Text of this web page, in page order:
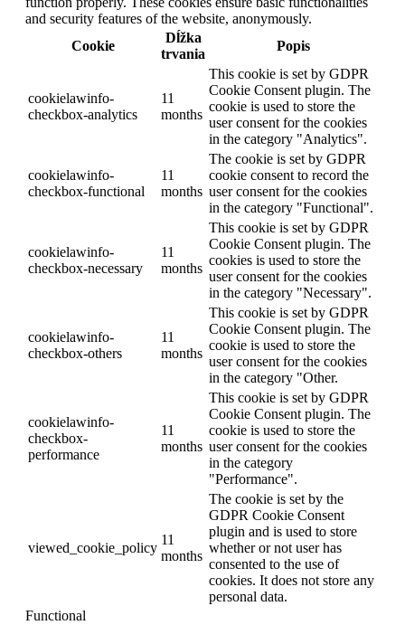
and security features of the website, anonymously.
Cookie
Dĺžka
trvania
Popis
cookielawinfo-
checkbox-analytics
11
months
This cookie is set by GDPR
Cookie Consent plugin. The
cookie is used to store the
user consent for the cookies
in the category "Analytics".
cookielawinfo-
checkbox-functional
11
months
The cookie is set by GDPR
cookie consent to record the
user consent for the cookies
in the category "Functional".
cookielawinfo-
checkbox-necessary
11
months
This cookie is set by GDPR
Cookie Consent plugin. The
cookies is used to store the
user consent for the cookies
in the category "Necessary".
cookielawinfo-
checkbox-others
11
months
This cookie is set by GDPR
Cookie Consent plugin. The
cookie is used to store the
user consent for the cookies
in the category "Other.
cookielawinfo-
checkbox-
performance
11
months
This cookie is set by GDPR
Cookie Consent plugin. The
cookie is used to store the
user consent for the cookies
in the category
"Performance".
viewed_cookie_policy
11
months
The cookie is set by the
GDPR Cookie Consent
plugin and is used to store
whether or not user has
consented to the use of
cookies. It does not store any
personal data.
Functional